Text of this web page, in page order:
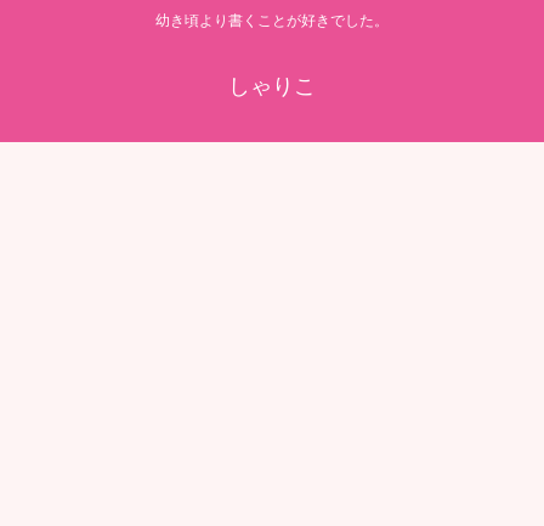
幼き頃より書くことが好きでした。
しゃりこ